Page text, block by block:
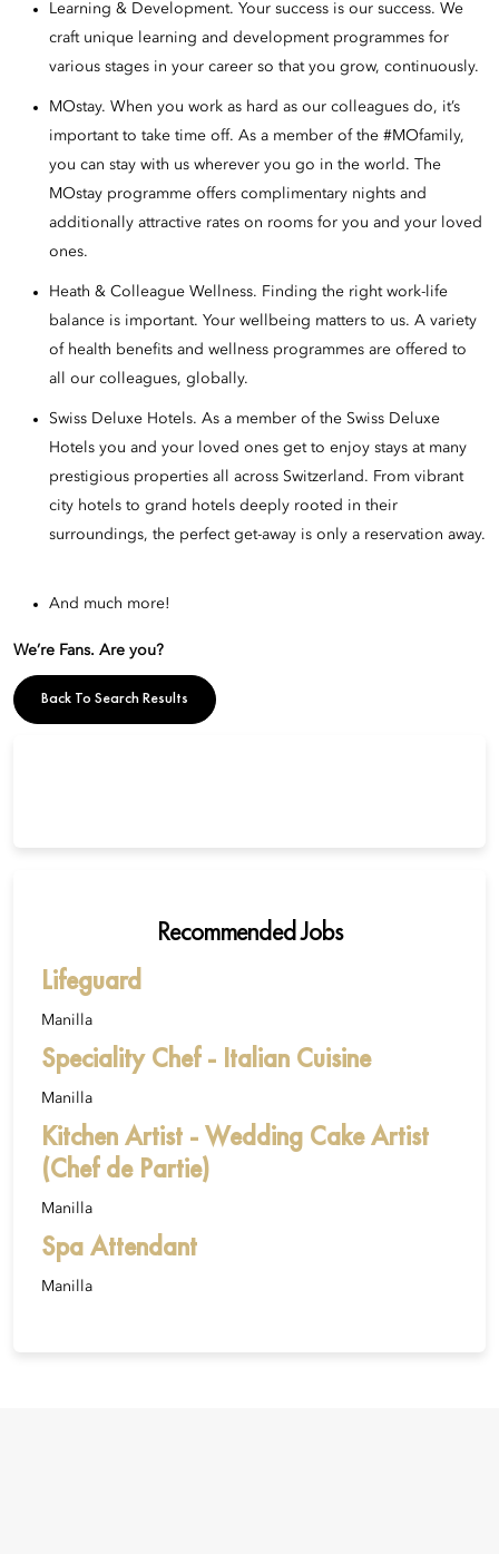
Learning & Development. Your success is our success. We
craft unique learning and development programmes for
various stages in your career so that you grow, continuously.
MOstay. When you work as hard as our colleagues do, it’s
important to take time off. As a member of the #MOfamily,
you can stay with us wherever you go in the world. The
MOstay programme offers complimentary nights and
additionally attractive rates on rooms for you and your loved
ones.
Heath & Colleague Wellness. Finding the right work-life
balance is important. Your wellbeing matters to us. A variety
of health benefits and wellness programmes are offered to
all our colleagues, globally.
Swiss Deluxe Hotels. As a member of the Swiss Deluxe
Hotels you and your loved ones get to enjoy stays at many
prestigious properties all across Switzerland. From vibrant
city hotels to grand hotels deeply rooted in their
surroundings, the perfect get-away is only a reservation away.
And much more!
We’re Fans. Are you?
Back To Search Results
Recommended Jobs
Lifeguard
Manilla
Speciality Chef - Italian Cuisine
Manilla
Kitchen Artist - Wedding Cake Artist
(Chef de Partie)
Manilla
Spa Attendant
Manilla